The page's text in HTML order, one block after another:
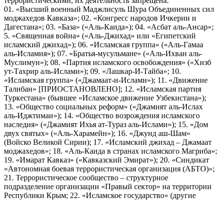
01. «Высший военный Маджлисуль Шура Объединенных сил
моджахедов Кавказа»; 02. «Конгресс народов Ичкерии и
Дагестана»; 03. «База» («Аль-Каида»); 04. «Асбат аль-Ансар»;
5. «Священная война» («Аль-Джихад» или «Египетский
исламский джихад»); 06. «Исламская группа» («Аль-Гамаа
аль-Исламия»); 07. «Братья-мусульмане» («Аль-Ихван аль-
Муслимун»); 08. «Партия исламского освобождения» («Хизб
ут-Тахрир аль-Ислами»); 09. «Лашкар-И-Тайба»; 10.
«Исламская группа» («Джамаат-и-Ислами»); 11. «Движение
Талибан» [ПРИОСТАНОВЛЕНО]; 12. «Исламская партия
Туркестана» (бывшее «Исламское движение Узбекистана»);
13. «Общество социальных реформ» («Джамият аль-Ислах
аль-Иджтимаи»); 14. «Общество возрождения исламского
наследия» («Джамият Ихья ат-Тураз аль-Ислами»); 15. «Дом
двух святых» («Аль-Харамейн»); 16. «Джунд аш-Шам»
(Войско Великой Сирии); 17. «Исламский джихад – Джамаат
моджахедов»; 18. «Аль-Каида в странах исламского Магриба»;
19. «Имарат Кавказ» («Кавказский Эмират»); 20. «Синдикат
«Автономная боевая террористическая организация (АБТО)»;
21. Террористическое сообщество – структурное
подразделение организации «Правый сектор» на территории
Республики Крым; 22. «Исламское государство» (другие